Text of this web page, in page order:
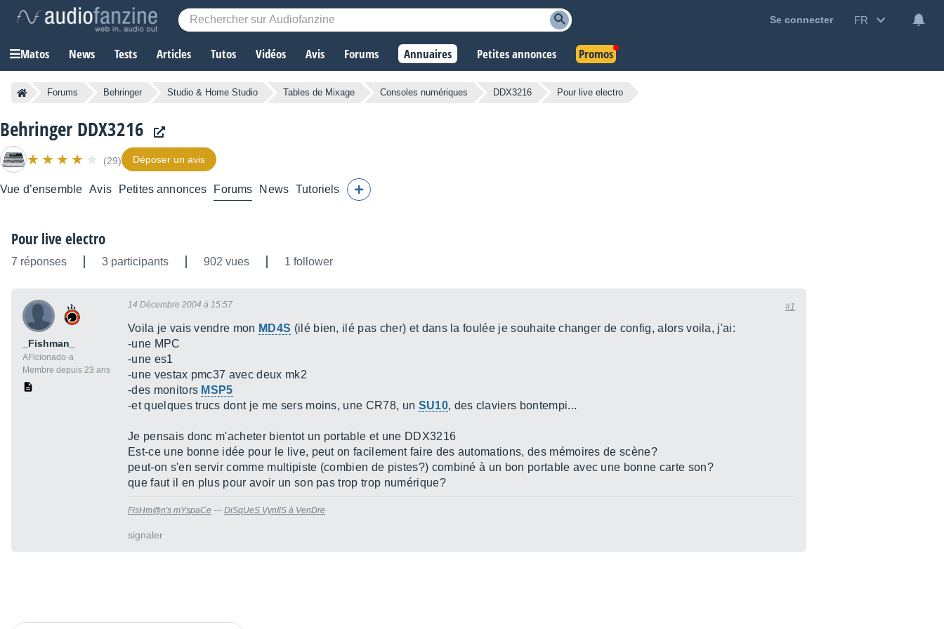
Se connecter FR
Matos News Tests Articles Tutos Vidéos Avis Forums Annuaires Petites annonces Promos
Forums Behringer Studio & Home Studio Tables de Mixage Consoles numériques DDX3216 Pour live electro
Behringer DDX3216
(29) Déposer un avis
Vue d’ensemble Avis Petites annonces Forums News Tutoriels
Pour live electro
7 réponses 3 participants 902 vues 1 follower
_Fishman_
AFicionado·a
Membre depuis 23 ans
14 Décembre 2004 à 15:57 #1
Voila je vais vendre mon MD4S (ilé bien, ilé pas cher) et dans la foulée je souhaite changer de config, alors voila, j'ai:
-une MPC
-une es1
-une vestax pmc37 avec deux mk2
-des monitors MSP5
-et quelques trucs dont je me sers moins, une CR78, un SU10, des claviers bontempi...
Je pensais donc m'acheter bientot un portable et une DDX3216
Est-ce une bonne idée pour le live, peut on facilement faire des automations, des mémoires de scène?
peut-on s'en servir comme multipiste (combien de pistes?) combiné à un bon portable avec une bonne carte son?
que faut il en plus pour avoir un son pas trop trop numérique?
FisHm@n's mYspaCe --- DiSqUeS VynIlS à VenDre
signaler